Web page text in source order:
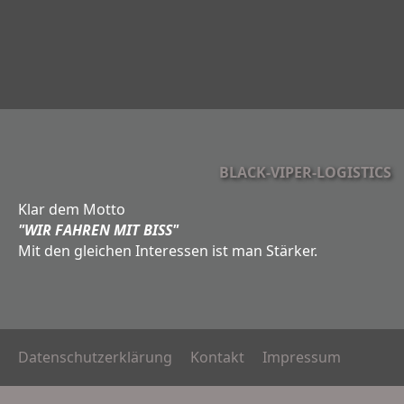
BLACK-VIPER-LOGISTICS
Klar dem Motto
"WIR FAHREN MIT BISS"
Mit den gleichen Interessen ist man Stärker.
Datenschutzerklärung Kontakt Impressum